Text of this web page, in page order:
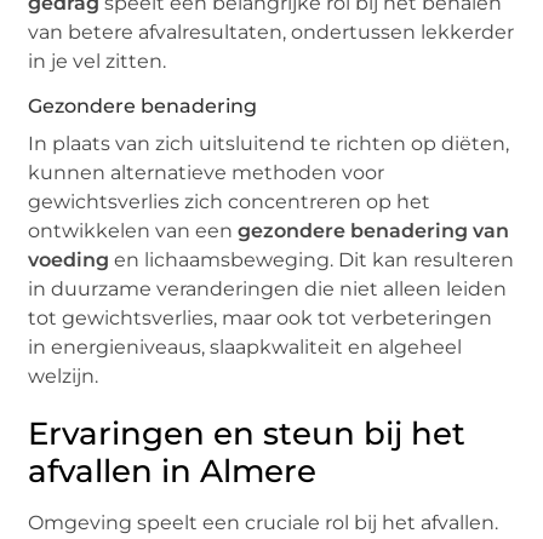
van betere afvalresultaten, ondertussen lekkerder
in je vel zitten.
Gezondere benadering
In plaats van zich uitsluitend te richten op diëten,
kunnen alternatieve methoden voor
gewichtsverlies zich concentreren op het
ontwikkelen van eengezondere benadering van
voeding en lichaamsbeweging. Dit kan resulteren
in duurzame veranderingen die niet alleen leiden
tot gewichtsverlies, maar ook tot verbeteringen
in energieniveaus, slaapkwaliteit en algeheel
welzijn.
Ervaringen en steun bij het
afvallen in Almere
Omgeving speelt een cruciale rol bij het afvallen.